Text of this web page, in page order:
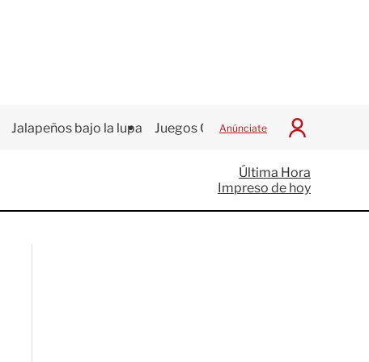
Jalapeños bajo la lupa Juegos Centroamericanos
Anúnciate
I
c
i
a
Última Hora
Impreso de hoy